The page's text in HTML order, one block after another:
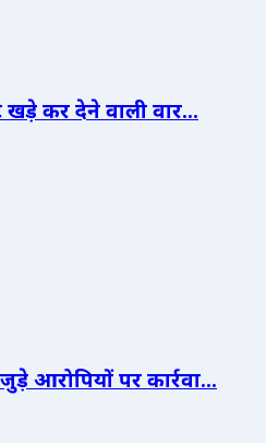
कर देने वाली वार...
आरोपियों पर कार्रवा...